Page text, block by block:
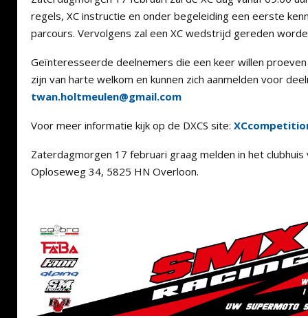
regels, XC instructie en onder begeleiding een eerste
parcours. Vervolgens zal een XC wedstrijd gereden
Geïnteresseerde deelnemers die een keer willen proeven
zijn van harte welkom en kunnen zich aanmelden voor
twan.holtmeulen@gmail.com
Voor meer informatie kijk op de DXCS site:
Zaterdagmorgen 17 februari graag melden in het clubhuis
Oploseweg 34, 5825 HN Overloon.